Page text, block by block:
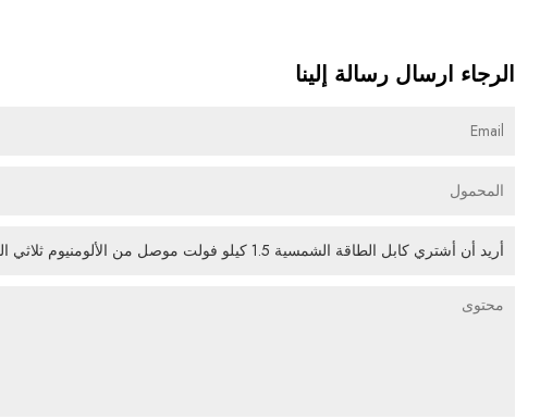
الرجاء ارسال رسالة إلينا